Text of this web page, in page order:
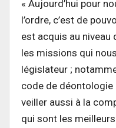
« Aujourd’hui pour
l’ordre, c’est de
est acquis au niveau
les missions qui
législateur ;
code de déontologie
veiller aussi à la
qui sont les